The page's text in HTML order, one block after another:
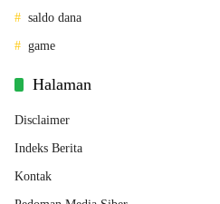
saldo dana
game
Halaman
Disclaimer
Indeks Berita
Kontak